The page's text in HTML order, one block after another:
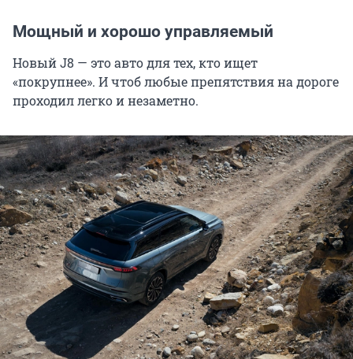
Мощный и хорошо управляемый
Новый J8 — это авто для тех, кто ищет
«покрупнее». И чтоб любые препятствия на дороге
проходил легко и незаметно.